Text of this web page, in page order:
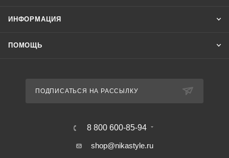
ИНФОРМАЦИЯ
ПОМОЩЬ
ПОДПИСАТЬСЯ НА РАССЫЛКУ
8 800 600-85-94
shop@nikastyle.ru